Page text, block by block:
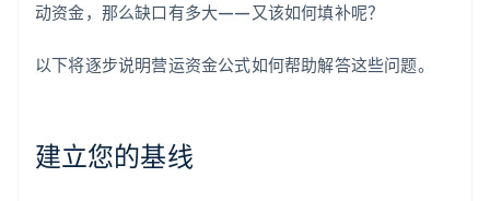
动资金，那么缺口有多大——又该如何填补呢？
以下将逐步说明营运资金公式如何帮助解答这些问题。
建立您的基线